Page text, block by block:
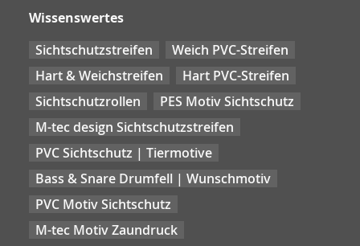
Wissenswertes
Sichtschutzstreifen
Weich PVC-Streifen
Hart & Weichstreifen
Hart PVC-Streifen
Sichtschutzrollen
PES Motiv Sichtschutz
M-tec design Sichtschutzstreifen
PVC Sichtschutz | Tiermotive
Bass & Snare Drumfell | Wunschmotiv
PVC Motiv Sichtschutz
M-tec Motiv Zaundruck